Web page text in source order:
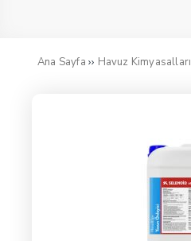
Ana Sayfa ›› Havuz Kimyasalları